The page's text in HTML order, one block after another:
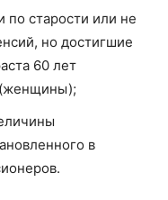
старости или не
но достигшие
60 лет
(женщины);
в